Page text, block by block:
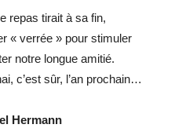
repas tirait à sa fin,
« verrée » pour stimuler
notre longue amitié.
c’est sûr, l’an prochain…
Hermann